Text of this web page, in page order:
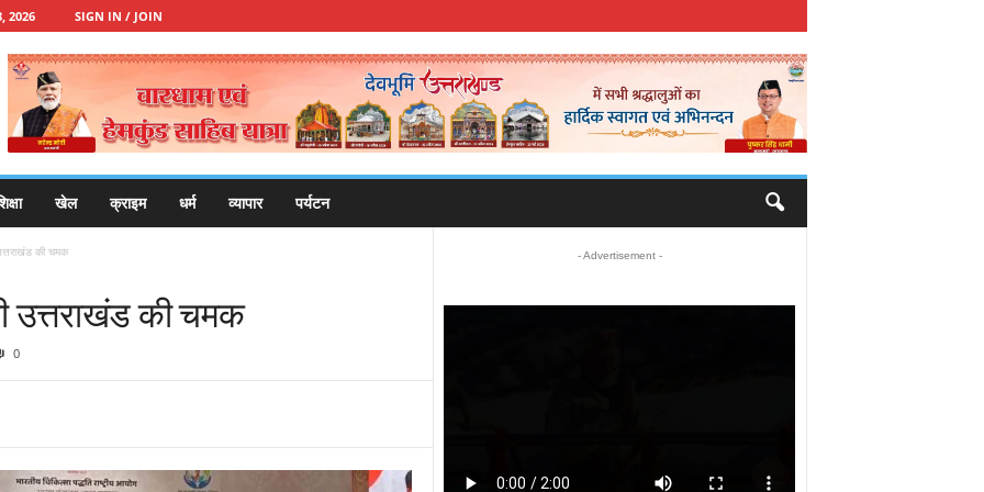
2026 SIGN IN / JOIN
खेल क्राइम धर्म व्यापार पर्यटन
की चमक
की चमक
0
- Advertisement -